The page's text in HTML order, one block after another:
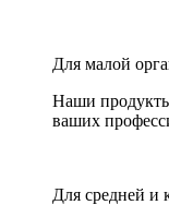
Для малой
Наши
ваших
Для средней и